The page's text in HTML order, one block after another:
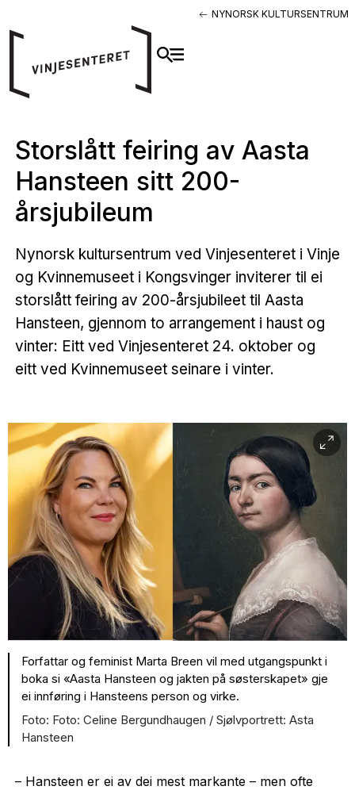
NYNORSK KULTURSENTRUM
Storslått feiring av Aasta
Hansteen sitt 200-
årsjubileum​
Nynorsk kultursentrum ved Vinjesenteret i Vinje
og Kvinnemuseet i Kongsvinger inviterer til ei
storslått feiring av 200-årsjubileet til Aasta
Hansteen, gjennom to arrangement i haust og
vinter: Eitt ved Vinjesenteret 24. oktober og
eitt ved Kvinnemuseet seinare i vinter.
Forfattar og feminist Marta Breen vil med utgangspunkt i
boka si «Aasta Hansteen og jakten på søsterskapet» gje
ei innføring i Hansteens person og virke.
Foto: Celine Bergundhaugen / Sjølvportrett: Asta
Hansteen
– Hansteen er ei av dei mest markante – men ofte